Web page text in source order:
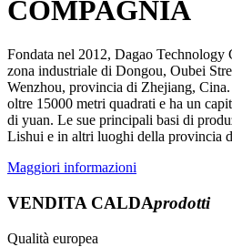
COMPAGNIA
Fondata nel 2012, Dagao Technology
zona industriale di Dongou, Oubei
Wenzhou, provincia di Zhejiang,
oltre 15000 metri quadrati e ha un
di yuan. Le sue principali basi di
Lishui e in altri luoghi della provincia
Maggiori informazioni
VENDITA CALDAprodotti
Qualità europea